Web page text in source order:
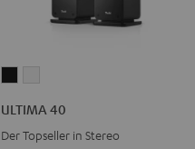
Schwarz
Weiß
ULTIMA 40
Der Topseller in Stereo